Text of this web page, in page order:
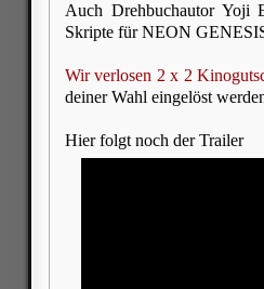
Auch Drehbuchautor Yoji
Skripte für NEON
Wir verlosen 2 x 2
deiner Wahl eingelöst
Hier folgt noch der Trailer